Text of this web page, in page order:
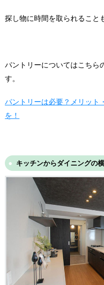
探し物に時間を取られること
パントリーについてはこちら
す。
パントリーは必要？メリット
を！
キッチンからダイニングの